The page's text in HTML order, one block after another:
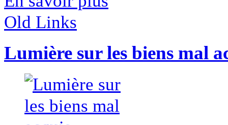
Old Links
Lumière sur les biens mal